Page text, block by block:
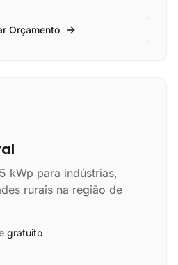
Orçamento
kWp para indústrias,
rurais na região de
gratuito